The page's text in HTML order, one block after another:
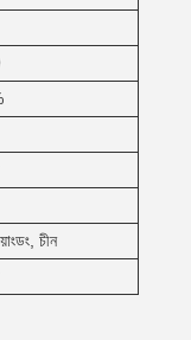
চীন